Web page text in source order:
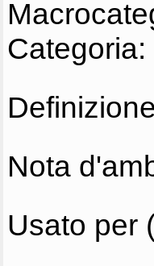
Categoria:
Nota
Usato per